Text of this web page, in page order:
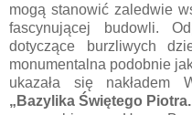
mogą stanowić zaledwie
fascynującej budowli.
dotyczące burzliwych
monumentalna podobnie
ukazała się nakładem
„Bazylika Świętego